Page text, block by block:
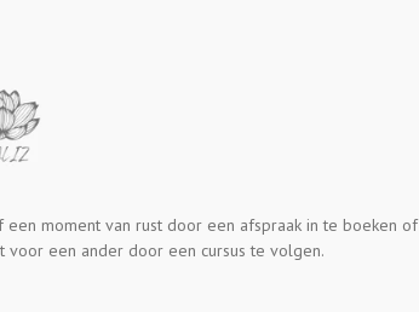
een moment van rust door een afspraak in te boeken of
voor een ander door een cursus te volgen.